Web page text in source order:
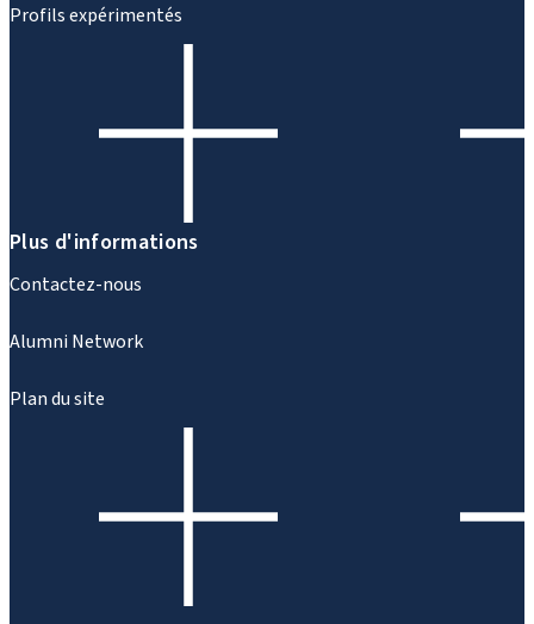
Profils expérimentés
Plus d'informations
Contactez-nous
Alumni Network
Plan du site